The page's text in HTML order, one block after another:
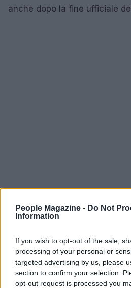
People Magazine - Do Not
Information
If you wish to opt-out of the sale,
processing of your personal or
targeted advertising by us, please
section to confirm your selection.
opt-out request is processed you
anche dopo la fine ufficiale
Cosa può cambiare
settimane
La presenza di un
Alessandra Mussolinipuò
motore per la narrazione del
da un lato alimenta dibattiti e